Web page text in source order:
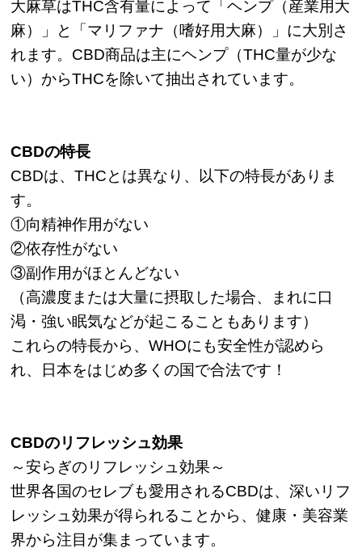
大麻草はTHC含有量によって「ヘンプ（産業用大
麻）」と「マリファナ（嗜好用大麻）」に大別さ
れます。CBD商品は主にヘンプ（THC量が少な
い）からTHCを除いて抽出されています。
CBDの特長
CBDは、THCとは異なり、以下の特長がありま
す。
①向精神作用がない
②依存性がない
③副作用がほとんどない
（高濃度または大量に摂取した場合、まれに口
渇・強い眠気などが起こることもあります）
これらの特長から、WHOにも安全性が認めら
れ、日本をはじめ多くの国で合法です！
CBDのリフレッシュ効果
～安らぎのリフレッシュ効果～
世界各国のセレブも愛用されるCBDは、深いリフ
レッシュ効果が得られることから、健康・美容業
界から注目が集まっています。